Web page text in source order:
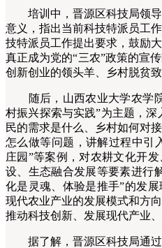
培训中，晋源区科技局领导
意义，指出当前科技特派员工
技特派员工作提出要求，鼓励
真正成为党的“三农”政策的宣
创新创业的领头羊、乡村脱贫致
随后，山西农业大学农学院
村振兴探索与实践”为主题，
民的需求是什么、乡村如何对
怎么做等问题，讲解过程中引
庄园”等案例，对农耕文化开
设、生态融合发展等要素进行
化是灵魂、体验是推手”的发
现代农业产业的发展模式和方
推动科技创新、发展现代产业、
据了解，晋源区科技局通过